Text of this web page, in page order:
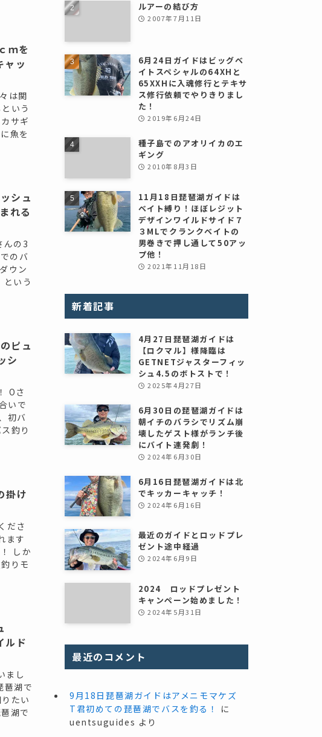
ｍを
ャッ
は関
いう
サギ
魚を
シュ
れる
んの3
のバ
ウン
いう
ピュ
シ
Oさ
いで
初バ
釣り
掛け
ださ
ます
しか
りモ
ルド
まし
琶湖で
たい
湖で
ルアーの結び方
2007年7月11日
6月24日ガイドはビッグベ
イトスペシャルの64XHと
65XXHに入魂修行とテキサ
ス修行依頼でやりきりまし
た！
2019年6月24日
種子島でのアオリイカのエ
ギング
2010年8月3日
11月18日琵琶湖ガイドは
ベイト縛り！ほぼレジット
デザインワイルドサイド７
３MLでクランクベイトの
男巻きで押し通して50アッ
プ他！
2021年11月18日
新着記事
4月27日琵琶湖ガイドは
【ロクマル】様降臨は
GETNETジャスターフィッ
シュ4.5のボトストで！
2025年4月27日
6月30日の琵琶湖ガイドは
朝イチのバラシでリズム崩
壊したゲスト様がランチ後
にバイト連発劇！
2024年6月30日
6月16日琵琶湖ガイドは北
でキッカーキャッチ！
2024年6月16日
最近のガイドとロッドプレ
ゼント途中経過
2024年6月9日
2024 ロッドプレゼント
キャンペーン始めました！
2024年5月31日
最近のコメント
9月18日琵琶湖ガイドはアメニモマケズ
T君初めての琵琶湖でバスを釣る！
に
uentsuguides より